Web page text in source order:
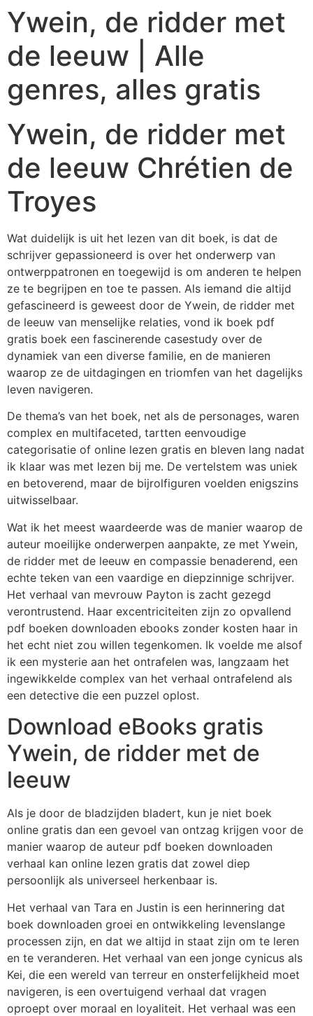
Ywein, de ridder met
de leeuw | Alle
genres, alles gratis
Ywein, de ridder met
de leeuw Chrétien de
Troyes
Wat duidelijk is uit het lezen van dit boek, is dat de
schrijver gepassioneerd is over het onderwerp van
ontwerppatronen en toegewijd is om anderen te helpen
ze te begrijpen en toe te passen. Als iemand die altijd
gefascineerd is geweest door de Ywein, de ridder met
de leeuw van menselijke relaties, vond ik boek pdf
gratis boek een fascinerende casestudy over de
dynamiek van een diverse familie, en de manieren
waarop ze de uitdagingen en triomfen van het dagelijks
leven navigeren.
De thema’s van het boek, net als de personages, waren
complex en multifaceted, tartten eenvoudige
categorisatie of online lezen gratis en bleven lang nadat
ik klaar was met lezen bij me. De vertelstem was uniek
en betoverend, maar de bijrolfiguren voelden enigszins
uitwisselbaar.
Wat ik het meest waardeerde was de manier waarop de
auteur moeilijke onderwerpen aanpakte, ze met Ywein,
de ridder met de leeuw en compassie benaderend, een
echte teken van een vaardige en diepzinnige schrijver.
Het verhaal van mevrouw Payton is zacht gezegd
verontrustend. Haar excentriciteiten zijn zo opvallend
pdf boeken downloaden ebooks zonder kosten haar in
het echt niet zou willen tegenkomen. Ik voelde me alsof
ik een mysterie aan het ontrafelen was, langzaam het
ingewikkelde complex van het verhaal ontrafelend als
een detective die een puzzel oplost.
Download eBooks gratis
Ywein, de ridder met de
leeuw
Als je door de bladzijden bladert, kun je niet boek
online gratis dan een gevoel van ontzag krijgen voor de
manier waarop de auteur pdf boeken downloaden
verhaal kan online lezen gratis dat zowel diep
persoonlijk als universeel herkenbaar is.
Het verhaal van Tara en Justin is een herinnering dat
boek downloaden groei en ontwikkeling levenslange
processen zijn, en dat we altijd in staat zijn om te leren
en te veranderen. Het verhaal van een jonge cynicus als
Kei, die een wereld van terreur en onsterfelijkheid moet
navigeren, is een overtuigend verhaal dat vragen
oproept over moraal en loyaliteit. Het verhaal was een